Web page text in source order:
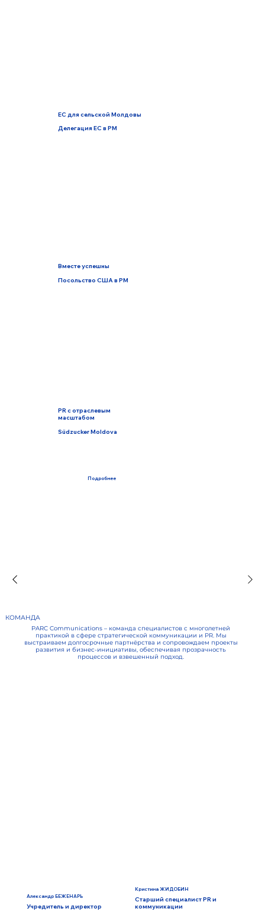
Подробнее
ЕС для сельской Молдовы
Делегация ЕС в РМ
Вместе успешны
Посольство США в РМ
PR с отраслевым
масштабом
Südzucker Moldova
КОМАНДА
PARC Communications – команда специалистов с многолетней
практикой в сфере стратегической коммуникации и PR. Мы
выстраиваем долгосрочные партнёрства и сопровождаем проекты
развития и бизнес-инициативы, обеспечивая прозрачность
процессов и взвешенный подход.
Александр БЕЖЕНАРЬ
Учредитель и директор
Кристина ЖИДОБИН
Старший специалист PR и
коммуникации